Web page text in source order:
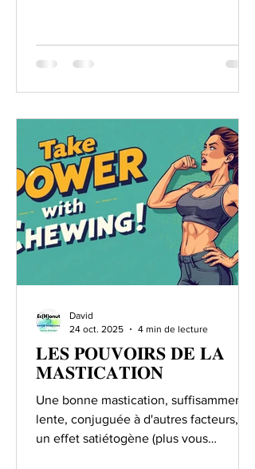
denrées alimentaires, dans un but
traitement, conditionnement, transport
ou entreposage a pour effet, ou peut
raisonnablement être estimée avoir
pour effet
𝐋𝐄𝐒 𝐏𝐎𝐔𝐕𝐎𝐈𝐑𝐒 𝐃𝐄 𝐋𝐀
𝐌𝐀𝐒𝐓𝐈𝐂𝐀𝐓𝐈𝐎𝐍
Une bonne mastication, suffisamment
lente, conjuguée à d'autres facteurs, a
un effet satiétogène (plus vous
David
24 oct. 2025
4 min de lecture